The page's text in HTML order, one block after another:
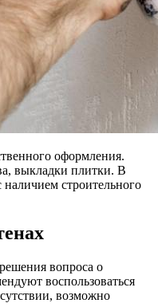
оформления.
выкладки плитки. В
строительного
вопроса о
воспользоваться
возможно